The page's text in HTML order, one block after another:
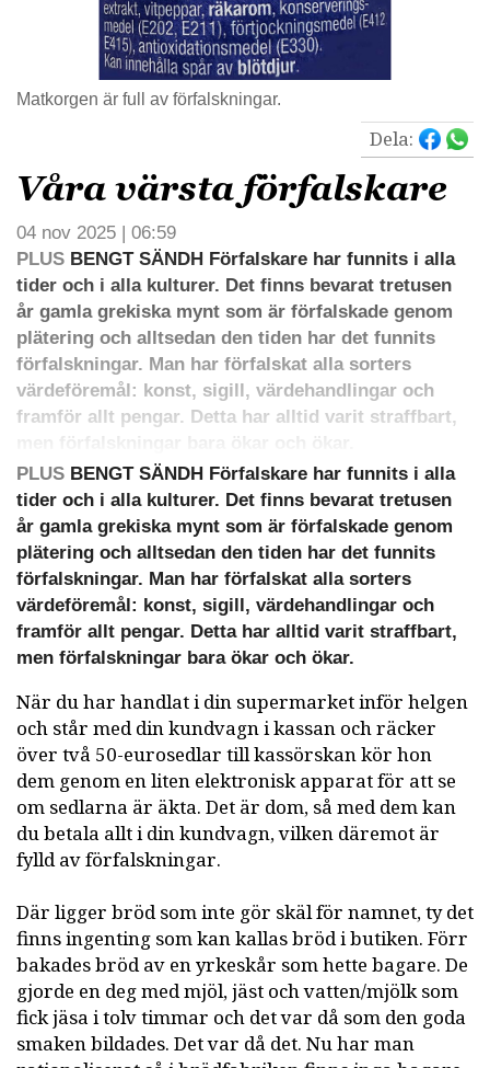
Matkorgen är full av förfalskningar.
Dela:
Våra värsta förfalskare
04 nov 2025 | 06:59
PLUS BENGT SÄNDH Förfalskare har funnits i alla
tider och i alla kulturer. Det finns bevarat tretusen
år gamla grekiska mynt som är förfalskade genom
plätering och alltsedan den tiden har det funnits
förfalskningar. Man har förfalskat alla sorters
värdeföremål: konst, sigill, värdehandlingar och
framför allt pengar. Detta har alltid varit straffbart,
PLUS BENGT SÄNDH Förfalskare har funnits i alla
tider och i alla kulturer. Det finns bevarat tretusen
år gamla grekiska mynt som är förfalskade genom
plätering och alltsedan den tiden har det funnits
förfalskningar. Man har förfalskat alla sorters
värdeföremål: konst, sigill, värdehandlingar och
framför allt pengar. Detta har alltid varit straffbart,
men förfalskningar bara ökar och ökar.
När du har handlat i din supermarket inför helgen
och står med din kundvagn i kassan och räcker
över två 50-eurosedlar till kassörskan kör hon
dem genom en liten elektronisk apparat för att se
om sedlarna är äkta. Det är dom, så med dem kan
du betala allt i din kundvagn, vilken däremot är
fylld av förfalskningar.
Där ligger bröd som inte gör skäl för namnet, ty det
finns ingenting som kan kallas bröd i butiken. Förr
bakades bröd av en yrkeskår som hette bagare. De
gjorde en deg med mjöl, jäst och vatten/mjölk som
fick jäsa i tolv timmar och det var då som den goda
smaken bildades. Det var då det. Nu har man